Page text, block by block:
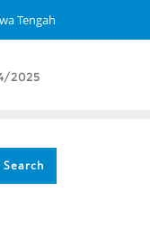
Tengah
2025